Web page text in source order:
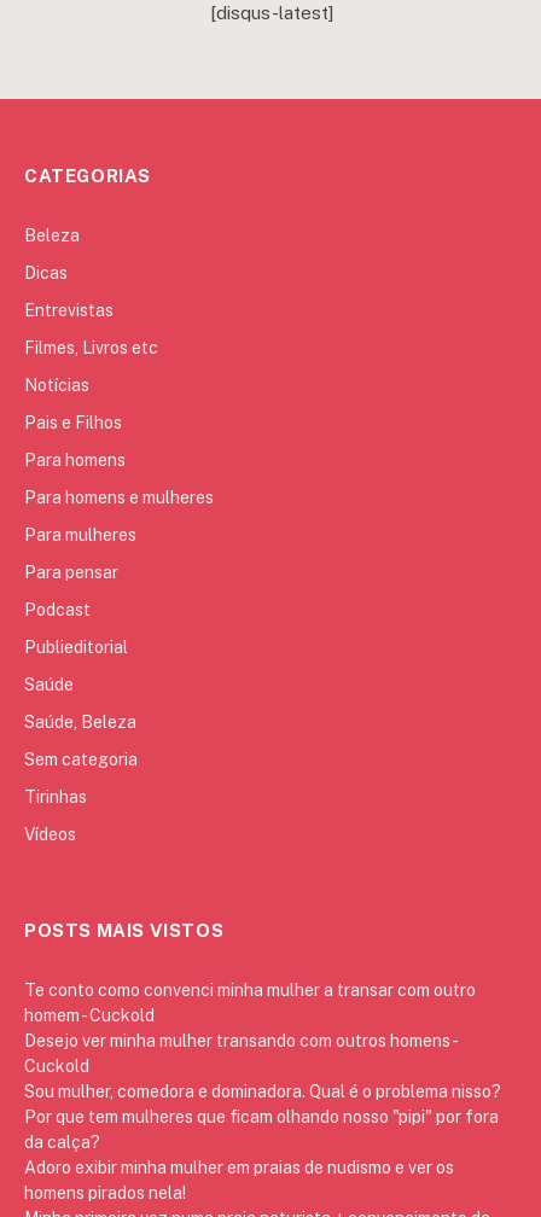
[disqus-latest]
CATEGORIAS
Beleza
Dicas
Entrevistas
Filmes, Livros etc
Notícias
Pais e Filhos
Para homens
Para homens e mulheres
Para mulheres
Para pensar
Podcast
Publieditorial
Saúde
Saúde, Beleza
Sem categoria
Tirinhas
Vídeos
POSTS MAIS VISTOS
Te conto como convenci minha mulher a transar com outro
homem - Cuckold
Desejo ver minha mulher transando com outros homens -
Cuckold
Sou mulher, comedora e dominadora. Qual é o problema nisso?
Por que tem mulheres que ficam olhando nosso "pipi" por fora
da calça?
Adoro exibir minha mulher em praias de nudismo e ver os
homens pirados nela!